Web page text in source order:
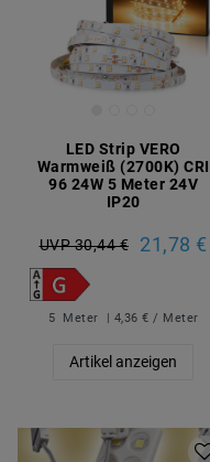
LED Strip VERO
Warmweiß (2700K) CRI
96 24W 5 Meter 24V
IP20
UVP 30,44 € 21,78 €
5 Meter | 4,36 € / Meter
Artikel anzeigen